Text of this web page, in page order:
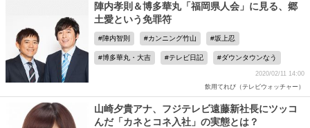
陣内孝則＆博多華丸「福岡県人会」に見る、郷
土愛という免罪符
陣内智則 カンニング竹山 坂上忍
博多華丸・大吉 テレビ日記 ダウンタウンなう
2020/02/11 14:00
飲用てれび（テレビウォッチャー）
山崎夕貴アナ、フジテレビ遠藤新社長にツッコ
んだ「カネとコネ入社」の実態とは？